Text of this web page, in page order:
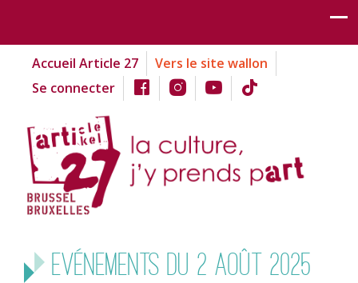
Accueil Article 27
Vers le site wallon
Se connecter
Evénements du 2 août 2025